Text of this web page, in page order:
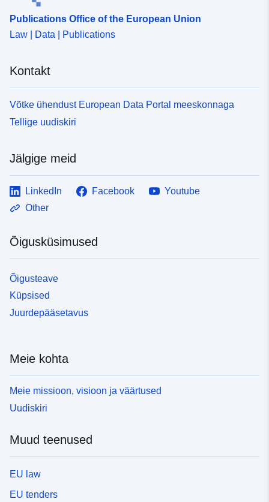
Publications Office of the European Union
Law | Data | Publications
Kontakt
Võtke ühendust European Data Portal meeskonnaga
Tellige uudiskiri
Jälgige meid
LinkedIn Facebook
Youtube
Other
Õigusküsimused
Õigusteave
Küpsised
Juurdepääsetavus
Meie kohta
Meie missioon, visioon ja väärtused
Uudiskiri
Muud teenused
EU law
EU tenders